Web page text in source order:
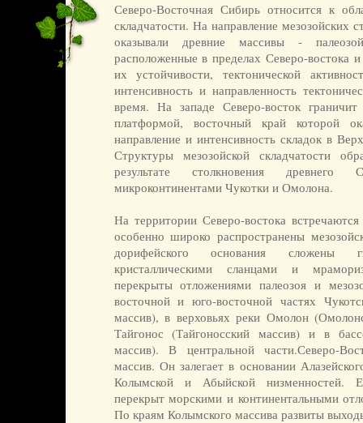
Северо-Восточная Сибирь относится к
складчатости. На направление мезозойских
оказывали древние массивы -
расположенные в пределах Северо-востока
их устойчивости, тектонической
интенсивность и направленность
время. На западе Северо-восток
платформой, восточный край которой
направление и интенсивность складок в
Структуры мезозойской складчатости
результате столкновения древнего
микроконтинентами Чукотки и Омолона.
На территории Северо-востока
особенно широко распространены
дорифейского основания сложены
кристаллическими сланцами и
перекрыты отложениями палеозоя и
восточной и юго-восточной частях
массив), в верховьях реки Омолон
Тайгонос (Тайгоносский массив) и в
массив). В центральной части.Северо-
массив. Он залегает в основании
Колымской и Абыйской низменностей.
перекрыт морскими и континентальными
По краям Колымского массива развиты